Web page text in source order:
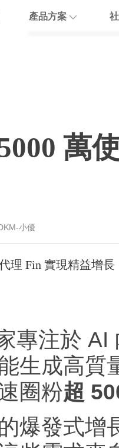
產品方案
Nextcloud
萬
小優
理 Fin 實現精益增
專注於
生成高質
圈粉超
爆發式增